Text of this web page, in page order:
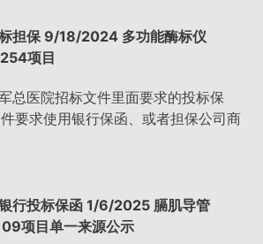
担保 9/18/2024 多功能酶标仪
项目
总医院招标文件里面要求的投标保
要求使用银行保函、或者担保公司商
行投标保函 1/6/2025 膈肌导管
项目单一来源公示